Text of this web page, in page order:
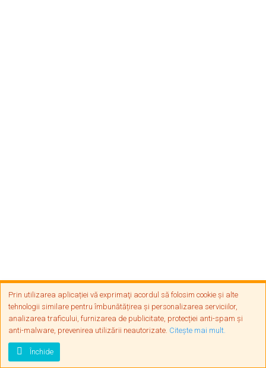
Condiții de utilizare Contact Sitemap
Prin utilizarea aplicației vă exprimaţi acordul să folosim cookie și alte
tehnologii similare pentru îmbunătățirea și personalizarea serviciilor,
analizarea traficului, furnizarea de publicitate, protecției anti-spam și
anti-malware, prevenirea utilizării neautorizate. Citeşte mai mult.
Închide